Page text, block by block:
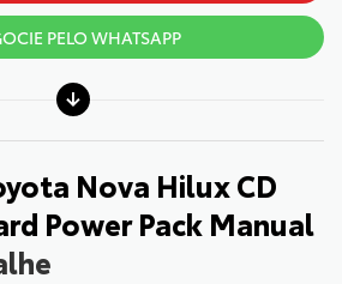
PELO WHATSAPP
Nova Hilux CD
Power Pack Manual